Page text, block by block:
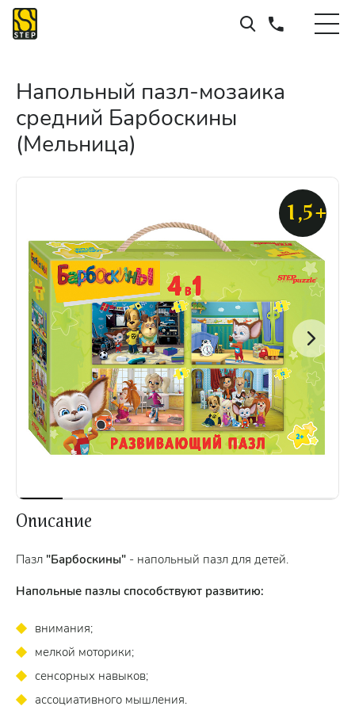
Напольный пазл-мозаика
средний Барбоскины
(Мельница)
1,5+
Описание
Пазл "Барбоскины" - напольный пазл для детей.
Напольные пазлы способствуют развитию:
внимания;
мелкой моторики;
сенсорных навыков;
ассоциативного мышления.